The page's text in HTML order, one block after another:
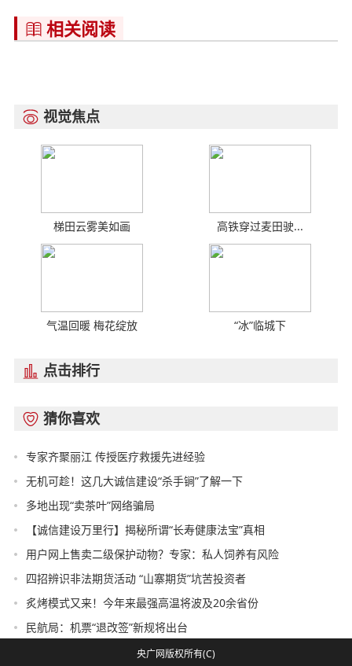
 相关阅读
 视觉焦点
梯田云雾美如画 高铁穿过麦田驶...
气温回暖 梅花绽放 “冰”临城下
 点击排行
 猜你喜欢
专家齐聚丽江 传授医疗救援先进经验
无机可趁！这几大诚信建设“杀手锏”了解一下
多地出现“卖茶叶”网络骗局
【诚信建设万里行】揭秘所谓“长寿健康法宝”真相
用户网上售卖二级保护动物？专家：私人饲养有风险
四招辨识非法期货活动 “山寨期货”坑苦投资者
炙烤模式又来！今年来最强高温将波及20余省份
民航局：机票“退改签”新规将出台
央广网版权所有(C)